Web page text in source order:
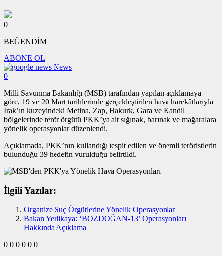
0
BEĞENDİM
ABONE OL
News
0
Milli Savunma Bakanlığı (MSB) tarafından yapılan açıklamaya
göre, 19 ve 20 Mart tarihlerinde gerçekleştirilen hava harekâtlarıyla
Irak’ın kuzeyindeki Metina, Zap, Hakurk, Gara ve Kandil
bölgelerinde terör örgütü PKK’ya ait sığınak, barınak ve mağaralara
yönelik operasyonlar düzenlendi.
Açıklamada, PKK’nın kullandığı tespit edilen ve önemli teröristlerin
bulunduğu 39 hedefin vurulduğu belirtildi.
İlgili Yazılar:
Organize Suç Örgütlerine Yönelik Operasyonlar
Bakan Yerlikaya: ‘BOZDOĞAN-13’ Operasyonları
Hakkında Açıklama
0 0 0 0 0 0